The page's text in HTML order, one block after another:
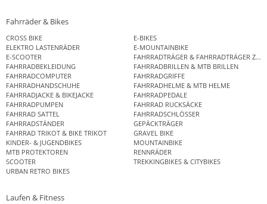
Fahrräder & Bikes
CROSS BIKE
E-BIKES
ELEKTRO LASTENRÄDER
E-MOUNTAINBIKE
E-SCOOTER
FAHRRADTRÄGER & FAHRRADTRÄGER
FAHRRADBEKLEIDUNG
FAHRRADBRILLEN & MTB BRILLEN
FAHRRADCOMPUTER
FAHRRADGRIFFE
FAHRRADHANDSCHUHE
FAHRRADHELME & MTB HELME
FAHRRADJACKE & BIKEJACKE
FAHRRADPEDALE
FAHRRADPUMPEN
FAHRRAD RUCKSÄCKE
FAHRRAD SATTEL
FAHRRADSCHLÖSSER
FAHRRADSTÄNDER
GEPÄCKTRÄGER
FAHRRAD TRIKOT & BIKE TRIKOT
GRAVEL BIKE
KINDER- & JUGENDBIKES
MOUNTAINBIKE
MTB PROTEKTOREN
RENNRÄDER
SCOOTER
TREKKINGBIKES & CITYBIKES
URBAN RETRO BIKES
Laufen & Fitness